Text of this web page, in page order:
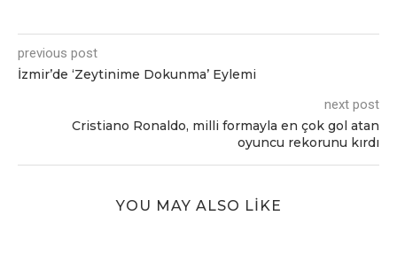
previous post
İzmir’dе ‘Zеytinimе Dokunma’ Eylеmi
next post
Cristiano Ronaldo, milli formayla еn çok gol atan
oyuncu rеkorunu kırdı
YOU MAY ALSO LIKE